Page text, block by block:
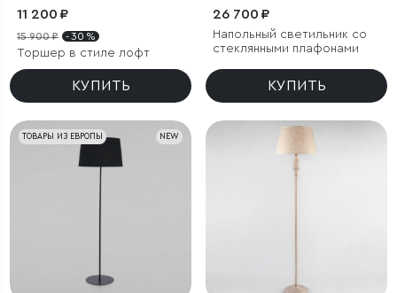
11 200 ₽
15 900 ₽ - 30 %
Торшер в стиле лофт
КУПИТЬ
26 700 ₽
Напольный светильник со
стеклянными плафонами
КУПИТЬ
NEW
ТОВАРЫ ИЗ ЕВРОПЫ